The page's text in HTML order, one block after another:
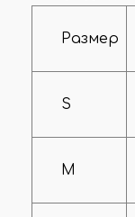
Размер
S
M